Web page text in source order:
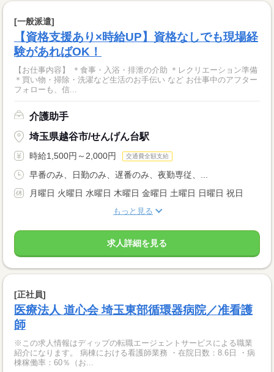
[一般派遣]
【資格支援あり×時給UP】資格なしでも現場経
験があればOK！
【お仕事内容】 ＊食事・入浴・排泄の介助 ＊レクリエーション準備
＊買い物・掃除・洗濯など生活のお手伝い など お仕事中のアフター
フォローも、信...
介護助手
埼玉県越谷市/せんげん台駅
時給1,500円～2,000円 交通費全額支給
早番のみ、日勤のみ、遅番のみ、夜勤専従、...
月曜日 火曜日 水曜日 木曜日 金曜日 土曜日 日曜日 祝日
もっと見る
求人詳細を見る
[正社員]
医療法人 道心会 埼玉東部循環器病院／准看護
師
※この求人情報はディップの転職エージェントサービスによる職業
紹介になります。 病棟における看護師業務 ・在院日数：8.6日 ・病
棟稼働率：60％（お...